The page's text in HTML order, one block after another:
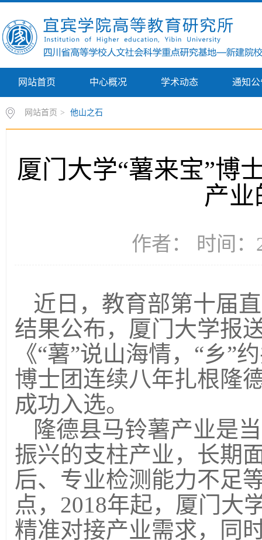
网站首页 中心概况 学术动态 通知公
网站首页 > 他山之石
厦门大学“薯来宝”博
产业
作者： 时间：
近日，教育部第十届
结果公布，厦门大学报
《“薯”说山海情，“乡”
博士团连续八年扎根隆
成功入选。
隆德县马铃薯产业是
振兴的支柱产业，长期
后、专业检测能力不足
点， 2018年起，厦门大
精准对接产业需求，同